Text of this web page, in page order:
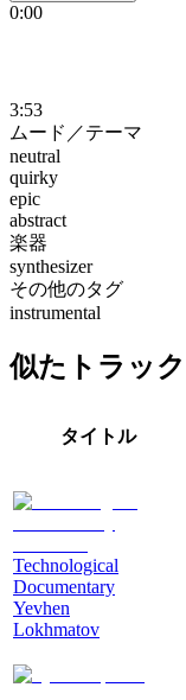
0:00
3:53
ムード／テーマ
neutral
quirky
epic
abstract
楽器
synthesizer
その他のタグ
instrumental
似たトラック
タイトル
Technological
Documentary
Yevhen
Lokhmatov